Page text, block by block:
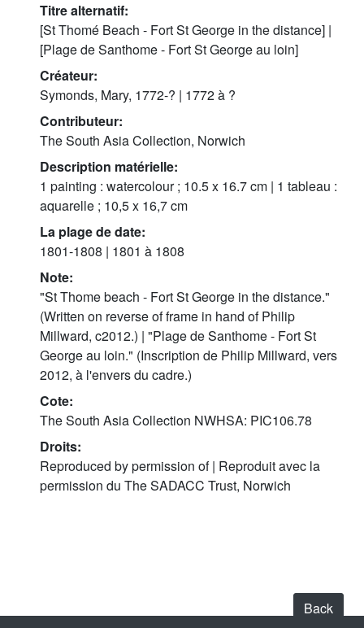
Titre alternatif:
[St Thomé Beach - Fort St George in the distance] |
[Plage de Santhome - Fort St George au loin]
Créateur:
Symonds, Mary, 1772-? | 1772 à ?
Contributeur:
The South Asia Collection, Norwich
Description matérielle:
1 painting : watercolour ; 10.5 x 16.7 cm | 1 tableau :
aquarelle ; 10,5 x 16,7 cm
La plage de date:
1801-1808 | 1801 à 1808
Note:
"St Thome beach - Fort St George in the distance."
(Written on reverse of frame in hand of Philip
Millward, c2012.) | "Plage de Santhome - Fort St
George au loin." (Inscription de Philip Millward, vers
2012, à l'envers du cadre.)
Cote:
The South Asia Collection NWHSA: PIC106.78
Droits:
Reproduced by permission of | Reproduit avec la
permission du The SADACC Trust, Norwich
Back